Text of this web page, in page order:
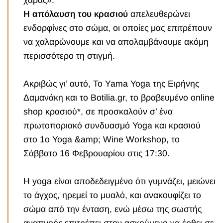
Η απόλαυση του κρασιού απελευθερώνει
ενδορφίνες στο σώμα, οι οποίες μας επιτρέπουν
να χαλαρώνουμε και να απολαμβάνουμε ακόμη
περισσότερο τη στιγμή.
Ακριβώς γι’ αυτό, Το Yama Yoga της Ειρήνης
Δαμανάκη και το Botilia.gr, το βραβευμένο online
shop κρασιού*, σε προσκαλούν σ’ ένα
πρωτοποριακό συνδυασμό Yoga και κρασιού
στο 1ο Yoga &amp; Wine Workshop, το
Σάββατο 16 Φεβρουαρίου στις 17:30.
Η yoga είναι αποδεδειγμένο ότι γυμνάζει, μειώνει
το άγχος, ηρεμεί το μυαλό, και ανακουφίζει το
σώμα από την ένταση, ενώ μέσω της σωστής